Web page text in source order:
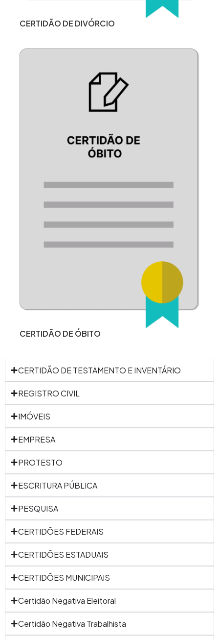
CERTIDÃO DE DIVÓRCIO
CERTIDÃO DE ÓBITO
CERTIDÃO DE TESTAMENTO E INVENTÁRIO
REGISTRO CIVIL
IMÓVEIS
EMPRESA
PROTESTO
ESCRITURA PÚBLICA
PESQUISA
CERTIDÕES FEDERAIS
CERTIDÕES ESTADUAIS
CERTIDÕES MUNICIPAIS
Certidão Negativa Eleitoral
Certidão Negativa Trabalhista